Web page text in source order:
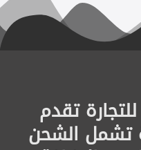
تقدم
تشمل الشحن